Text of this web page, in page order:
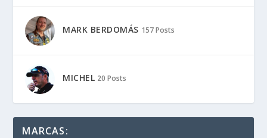
MARK BERDOMÁS 157 Posts
MICHEL 20 Posts
MARCAS: